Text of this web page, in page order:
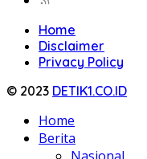
Home
Disclaimer
Privacy Policy
© 2023 DETIK1.CO.ID
Home
Berita